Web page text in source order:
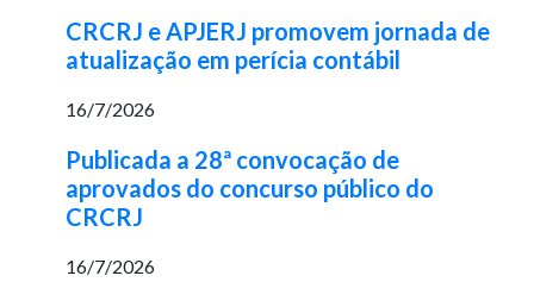
CRCRJ e APJERJ promovem jornada de
atualização em perícia contábil
16/7/2026
Publicada a 28ª convocação de
aprovados do concurso público do
CRCRJ
16/7/2026